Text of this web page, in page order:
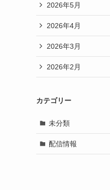
2026年5月
2026年4月
2026年3月
2026年2月
カテゴリー
未分類
配信情報